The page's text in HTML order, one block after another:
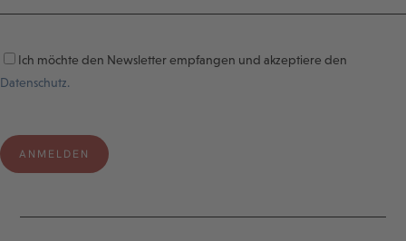
Ich möchte den Newsletter empfangen und akzeptiere den
Datenschutz.